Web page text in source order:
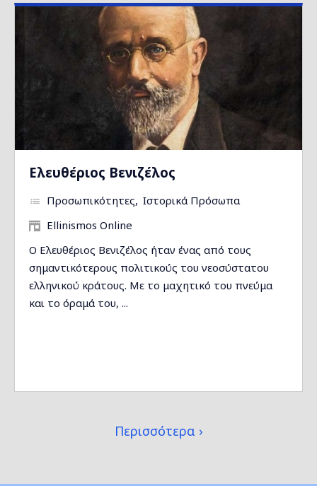
Ελευθέριος Βενιζέλος
Προσωπικότητες Ιστορικά Πρόσωπα
Ellinismos Online
Ο Ελευθέριος Βενιζέλος ήταν ένας από τους
σημαντικότερους πολιτικούς του νεοσύστατου
ελληνικού κράτους. Με το μαχητικό του πνεύμα
και το όραμά του, ...
Περισσότερα